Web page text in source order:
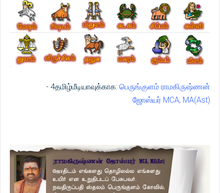
- 4தமிழ்மீடியாவுக்காக: பெருங்குளம் ராமகிருஷ்ணன்
ஜோஸ்யர் MCA, MA(Ast)